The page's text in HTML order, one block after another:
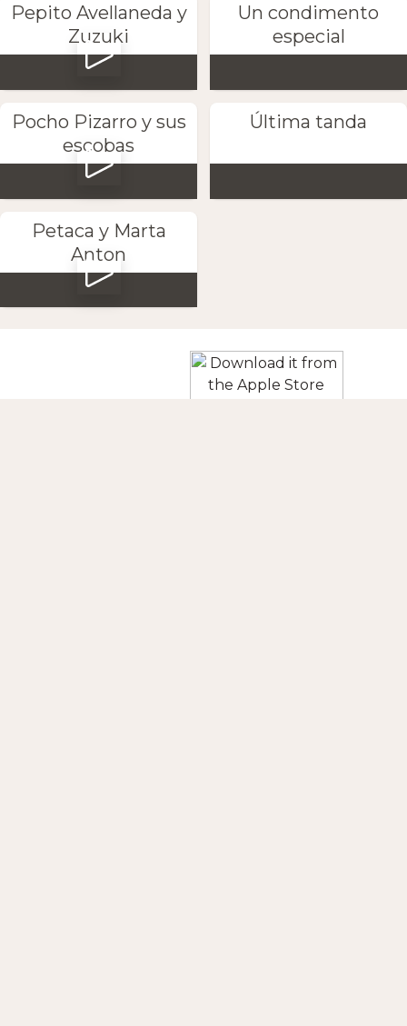
Pepito Avellaneda y
Zuzuki
Un condimento
especial
Pocho Pizarro y sus
escobas
Última tanda
Petaca y Marta
Anton